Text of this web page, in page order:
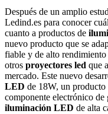
Después de un amplio
Ledind.es para conocer
cuanto a productos de
nuevo producto que se
fiable y de alto
otros proyectores led que
mercado. Este nuevo
LED de 18W, un
componente electrónico de
iluminación LED de alta